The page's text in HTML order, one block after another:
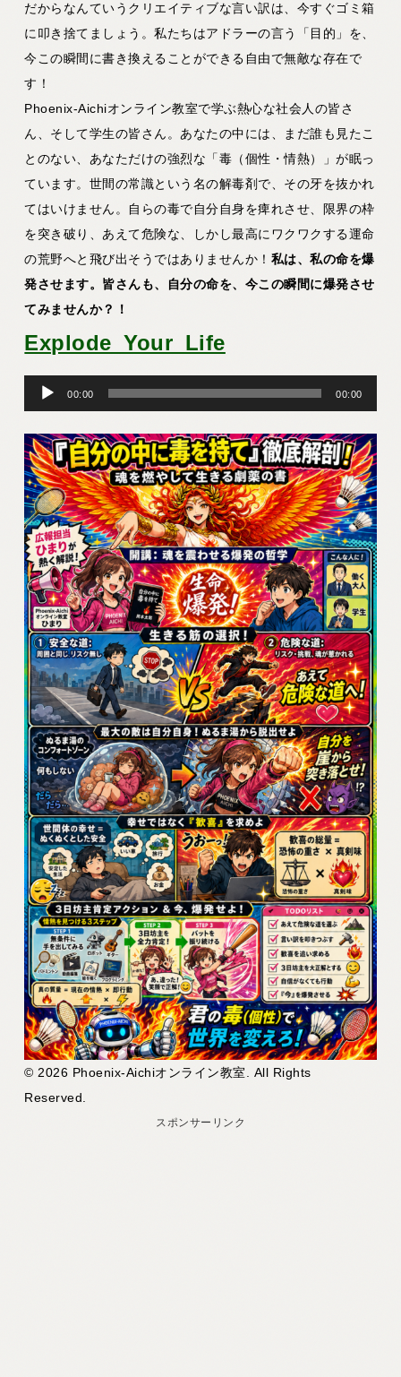
だからなんていうクリエイティブな言い訳は、今すぐゴミ箱
に叩き捨てましょう。私たちはアドラーの言う「目的」を、
今この瞬間に書き換えることができる自由で無敵な存在で
す！
Phoenix-Aichiオンライン教室で学ぶ熱心な社会人の皆さ
ん、そして学生の皆さん。あなたの中には、まだ誰も見たこ
とのない、あなただけの強烈な「毒（個性・情熱）」が眠っ
ています。世間の常識という名の解毒剤で、その牙を抜かれ
てはいけません。自らの毒で自分自身を痺れさせ、限界の枠
を突き破り、あえて危険な、しかし最高にワクワクする運命
の荒野へと飛び出そうではありませんか！ 私は、私の命を爆
発させます。皆さんも、自分の命を、今この瞬間に爆発させ
てみませんか？！
Explode_Your_Life
音
プ
レ
ー
ヤ
ー
00:00 00:00
© 2026 Phoenix-Aichiオンライン教室. All Rights
Reserved.
スポンサーリンク